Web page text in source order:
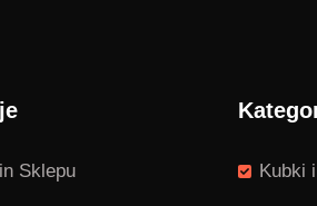
Sklepu Kubki